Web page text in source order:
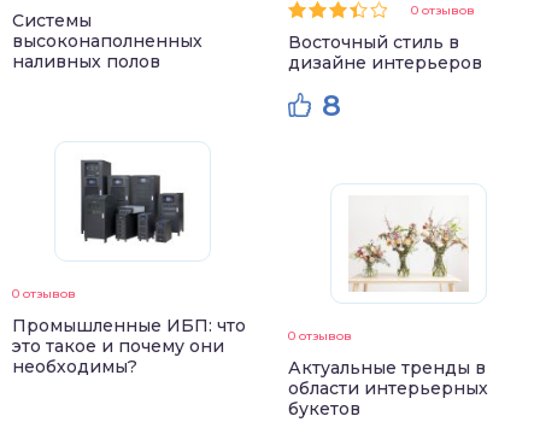
Системы
высоконаполненных
наливных полов
0 отзывов
Промышленные ИБП: что
это такое и почему они
необходимы?
0 отзывов
Восточный стиль в
дизайне интерьеров
8
0 отзывов
Актуальные тренды в
области интерьерных
букетов